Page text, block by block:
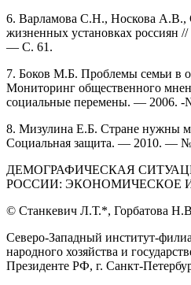
6. Варламова С.Н., Носкова А.В.,
жизненных установках
— С. 61.
7. Боков М.Б. Проблемы семьи в
Мониторинг общественного
социальные перемены. — 2006.
8. Мизулина Е.Б. Стране нужны
Социальная защита. — 2010. —
ДЕМОГРАФИЧЕСКАЯ
РОССИИ: ЭКОНОМИЧЕСКОЕ
© Станкевич Л.Т.*, Горбатова
Северо-Западный институт-
народного хозяйства и
Президенте РФ, г. Санкт-